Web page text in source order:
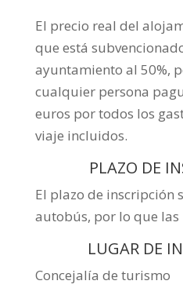
El precio real del
que está
ayuntamiento al 50%,
cualquier persona
euros por todos los
viaje incluidos.
PLAZO DE
El plazo de inscripción
autobús, por lo que
LUGAR DE
Concejalía de turismo